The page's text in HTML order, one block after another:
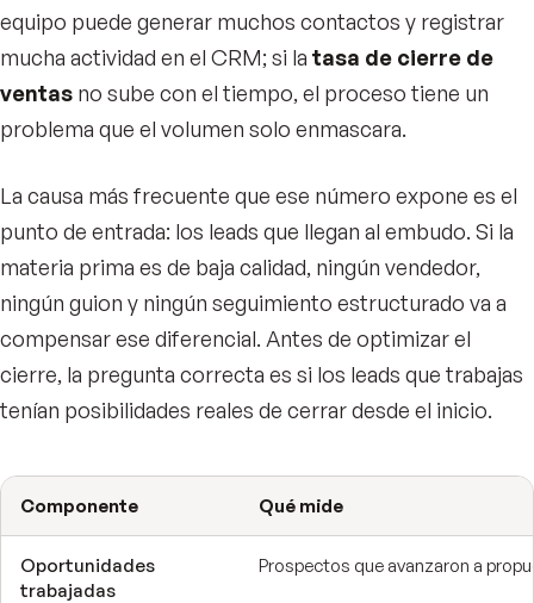
equipo puede generar muchos contactos y registrar
mucha actividad en el CRM; si la tasa de cierre de
ventas no sube con el tiempo, el proceso tiene un
problema que el volumen solo enmascara.
La causa más frecuente que ese número expone es el
punto de entrada: los leads que llegan al embudo. Si la
materia prima es de baja calidad, ningún vendedor,
ningún guion y ningún seguimiento estructurado va a
compensar ese diferencial. Antes de optimizar el
cierre, la pregunta correcta es si los leads que trabajas
tenían posibilidades reales de cerrar desde el inicio.
Componente Qué mide
Oportunidades
trabajadas
Prospectos que avanzaron a